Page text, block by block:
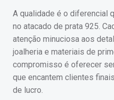
A qualidade é o diferencial
no atacado de prata 925.
atenção minuciosa aos
joalheria e materiais de
compromisso é oferecer
que encantem clientes
de lucro.